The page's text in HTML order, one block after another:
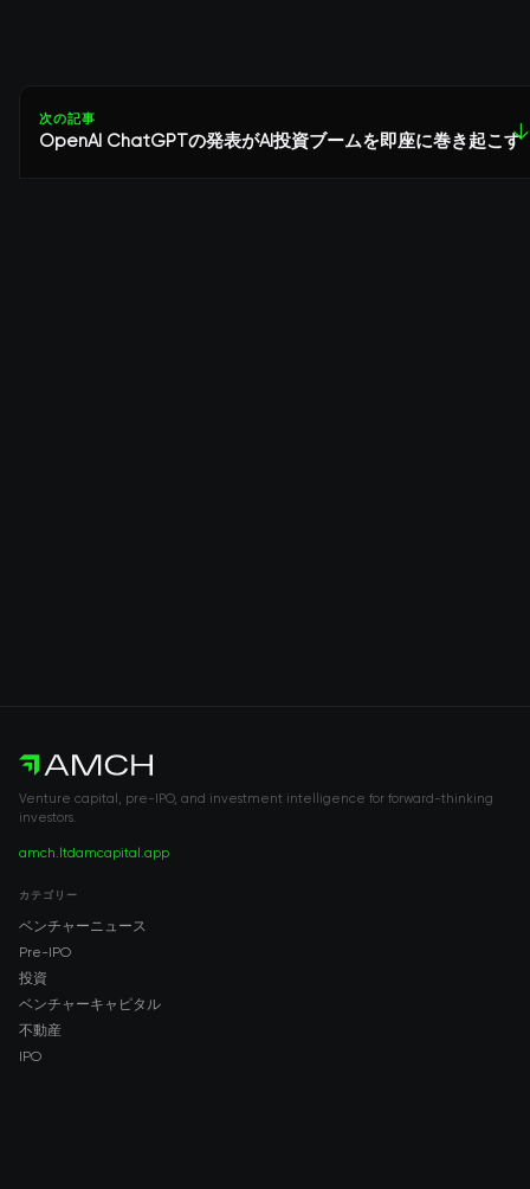
次の記事
OpenAI ChatGPTの発表がAI投資ブームを即座に巻き起こす↓
Venture capital, pre-IPO, and investment intelligence for forward-thinking
investors.
amch.ltdamcapital.app
カテゴリー
ベンチャーニュース
Pre-IPO
投資
ベンチャーキャピタル
不動産
IPO